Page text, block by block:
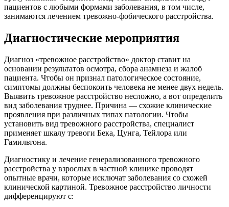
пациентов с любыми формами заболевания, в том числе,
занимаются лечением тревожно-фобического расстройства.
Диагностические мероприятия
Диагноз «тревожное расстройство» доктор ставит на
основании результатов осмотра, сбора анамнеза и жалоб
пациента. Чтобы он признал патологическое состояние,
симптомы должны беспокоить человека не менее двух недель.
Выявить тревожное расстройство несложно, а вот определить
вид заболевания труднее. Причина — схожие клинические
проявления при различных типах патологии. Чтобы
установить вид тревожного расстройства, специалист
применяет шкалу тревоги Бека, Цунга, Тейлора или
Гамильтона.
Диагностику и лечение генерализованного тревожного
расстройства у взрослых в частной клинике проводят
опытные врачи, которые исключат заболевания со схожей
клинической картиной. Тревожное расстройство личности
дифференцируют с: